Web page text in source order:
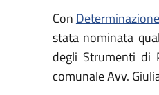
Con
stata nominata
degli Strumenti di
comunale Avv.